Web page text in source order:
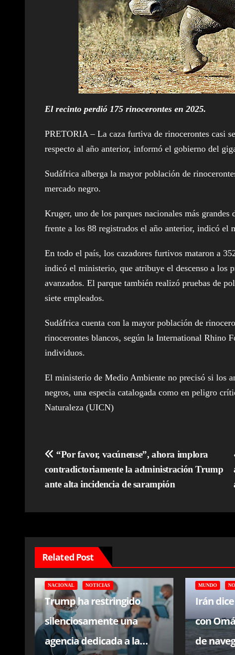
El recinto perdió 175 rinocerontes en 2025.
PRETORIA – La caza furtiva de rinocerontes casi
respecto al año anterior, informó el gobierno del
Sudáfrica alberga la mayor población de
mercado negro.
Kruger, uno de los parques nacionales más
frente a los 88 registrados el año anterior, indicó
En todo el país, los cazadores furtivos mataron a
indicó el ministerio, que atribuye el descenso a los
avanzados. El parque también realizó pruebas de
siete empleados.
Sudáfrica cuenta con la mayor población de
rinocerontes blancos, según la International Rhino
individuos.
El ministerio de Medio Ambiente no precisó si los
negros, una especia catalogada como en peligro
Naturaleza (UICN)
Navegación
de
“Por favor, vacúnense”, ahora implora
contradictoriamente la administración Trump
ante alta incidencia de sarampión
Related Post
NACIONAL NOTICIAS
Trump ha restringido
silenciosamente una
agencia dedicada a la
MUNDO
Irán
con
de